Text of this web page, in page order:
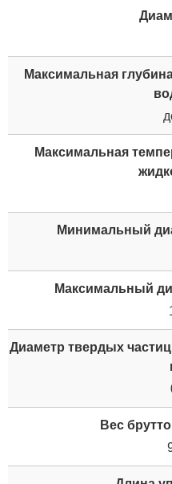
Максимальная
Максимальная
Минимальный
Максимальный
Диаметр твердых
Вес